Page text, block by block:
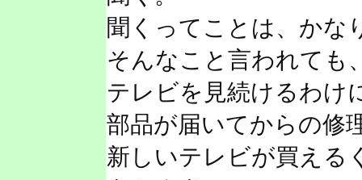
聞くってことは、かな
そんなこと言われても
テレビを見続けるわけ
部品が届いてからの修
新しいテレビが買える